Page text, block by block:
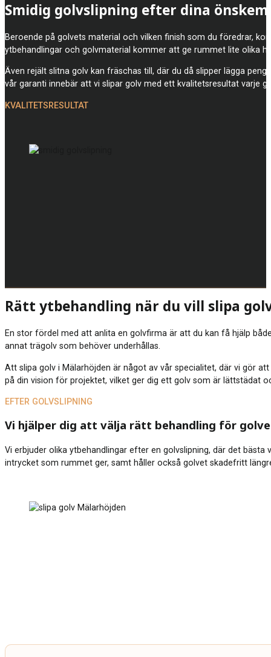
Smidig golvslipning efter dina
Beroende på golvets material och vilken finish som du föredrar,
ytbehandlingar och golvmaterial kommer att ge rummet lite olika
Även rejält slitna golv kan fräschas till, där du då slipper lägga
vår garanti innebär att vi slipar golv med ett kvalitetsresultat varje
KVALITETSRESULTAT
Rätt ytbehandling när du vill slipa
En stor fördel med att anlita en golvfirma är att du kan få hjälp
annat trägolv som behöver underhållas.
Att slipa golv i Mälarhöjden är något av vår specialitet, där vi gör
på din vision för projektet, vilket ger dig ett golv som är lättstädat
EFTER GOLVSLIPNING
Vi hjälper dig att välja rätt behandling för
Vi erbjuder olika ytbehandlingar efter en golvslipning, där det
intrycket som rummet ger, samt håller också golvet skadefritt